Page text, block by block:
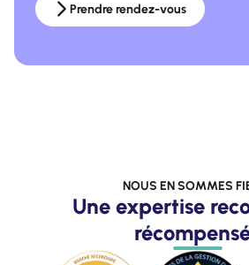
Prendre rendez-vous
NOUS EN SOMMES
Une expertise